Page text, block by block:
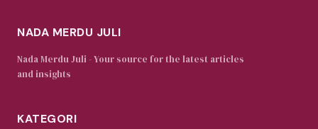
NADA MERDU JULI
Nada Merdu Juli - Your source for the latest articles
and insights
KATEGORI